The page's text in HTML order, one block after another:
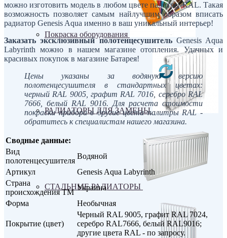
Покраска оборудования
РАДИАТОРЫ ДЛЯ ЗАМЕНЫ
СТАЛЬНЫЕ РАДИАТОРЫ
можно изготовить модель в любом цвете палитры RAL. Такая
возможность позволяет самым найлучшим образом вписать
радиатор Genesis Aqua именно в ваш уникальный интерьер!
Заказать эксклюзивный полотенцесушитель Genesis Aqua
Labyrinth
можно в нашем магазине отопления. Удачных и
красивых покупок в магазине Батарея!
Цены указаны за водяную версию
полотенцесушителя в стандартных цветах:
черный RAL 9005, графит RAL 7016 , серебро RAL
7666, белый RAL 9016. Для расчета стоимости
покраски прибора в другие цвета палитры RAL -
обратитесь к специалистам нашего магазина.
Сводные данные:
Вид
полотенцесушителя
Водяной
Артикул
Genesis Aqua Labyrinth
Страна
происхождения ТМ
Украина
Форма
Необычная
Покрытие (цвет)
Черный RAL 9005, графит RAL 7024,
серебро RAL7666, белый RAL9016;
другие цвета RAL - по запросу.